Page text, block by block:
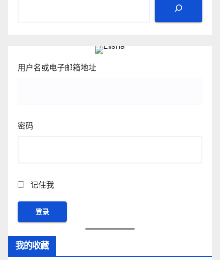
用户名或电子邮箱地址
密码
记住我
我的收藏